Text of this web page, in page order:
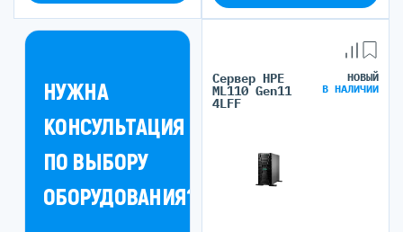
НУЖНА
КОНСУЛЬТАЦИЯ
ПО ВЫБОРУ
ОБОРУДОВАНИЯ?
Сервер HPE
ML110 Gen11
4LFF
НОВЫЙ
В НАЛИЧИИ